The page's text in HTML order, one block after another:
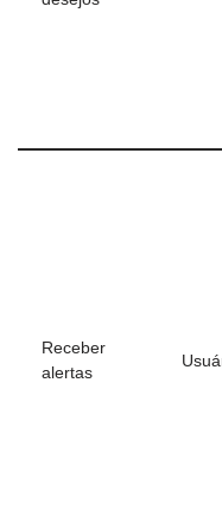
Receber
alertas